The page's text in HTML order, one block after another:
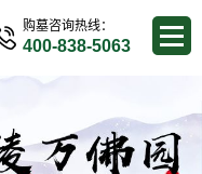
购墓咨询热线：
400-838-5063